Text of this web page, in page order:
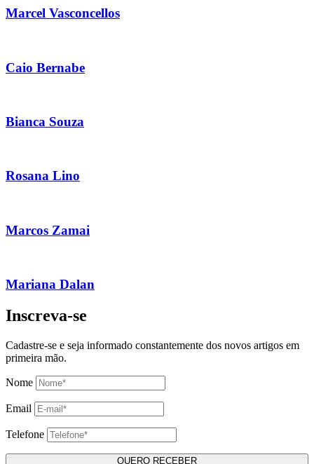
Marcel Vasconcellos
Caio Bernabe
Bianca Souza
Rosana Lino
Marcos Zamai
Mariana Dalan
Inscreva-se
Cadastre-se e seja informado constantemente dos novos artigos em
primeira mão.
Nome
Email
Telefone